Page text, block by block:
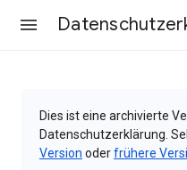
Dies ist eine archivierte
Datenschutzerklärung.
Version oderfrühere